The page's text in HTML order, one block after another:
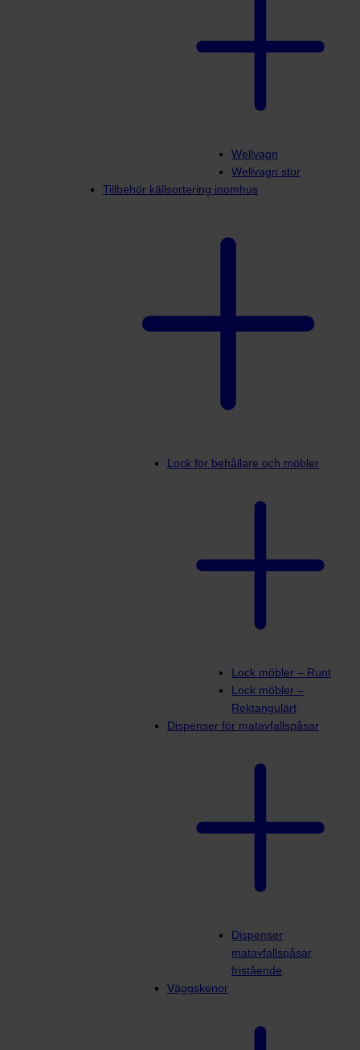
Wellvagn
Wellvagn stor
Tillbehör källsortering inomhus
Lock för behållare och möbler
Lock möbler – Runt
Lock möbler –
Rektangulärt
Dispenser för matavfallspåsar
Dispenser
matavfallspåsar
fristående
Väggskenor